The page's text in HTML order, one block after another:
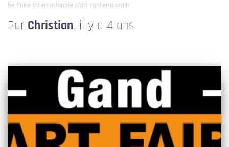
5e Foire internationale d’art contemporain
Par Christian, il y a 4 ans